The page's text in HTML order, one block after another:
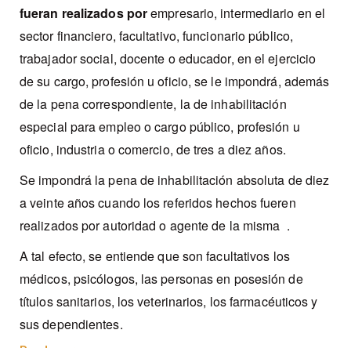
fueran realizados porempresario, intermediario en el
sector financiero, facultativo, funcionario público,
trabajador social, docente o educador, en el ejercicio
de su cargo, profesión u oficio, se le impondrá, además
de la pena correspondiente, la de inhabilitación
especial para empleo o cargo público, profesión u
oficio, industria o comercio, de tres a diez años.
Se impondrá la pena de inhabilitación absoluta de diez
a veinte años cuando los referidos hechos fueren
realizados por autoridad o agente de la misma .
A tal efecto, se entiende que son facultativos los
médicos, psicólogos, las personas en posesión de
títulos sanitarios, los veterinarios, los farmacéuticos y
sus dependientes.